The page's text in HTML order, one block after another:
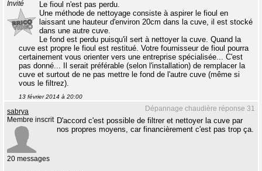
Invité
Le fioul n'est pas perdu.
Une méthode de nettoyage consiste à aspirer le fioul en
laissant une hauteur d'environ 20cm dans la cuve, il est stocké
dans une autre cuve.
Le fond est perdu puisqu'il sert à nettoyer la cuve. Quand la
cuve est propre le fioul est restitué. Votre fournisseur de fioul pourra
certainement vous orienter vers une entreprise spécialisée... C'est
pas donné... Il serait préférable (selon l'installation) de remplacer la
cuve et surtout de ne pas mettre le fond de l'autre cuve (même si
vous le filtrez).
13 février 2014 à 20:00
Dépannage chaudière réponse 31
sabrya
Membre inscrit
20 messages
D'accord c'est possible de filtrer et nettoyer la cuve par
nos propres moyens, car financièrement c'est pas trop ça.